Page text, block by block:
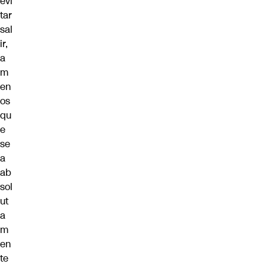
tar
sal
ir,
a
m
en
os
qu
e
se
a
ab
sol
ut
a
m
en
te